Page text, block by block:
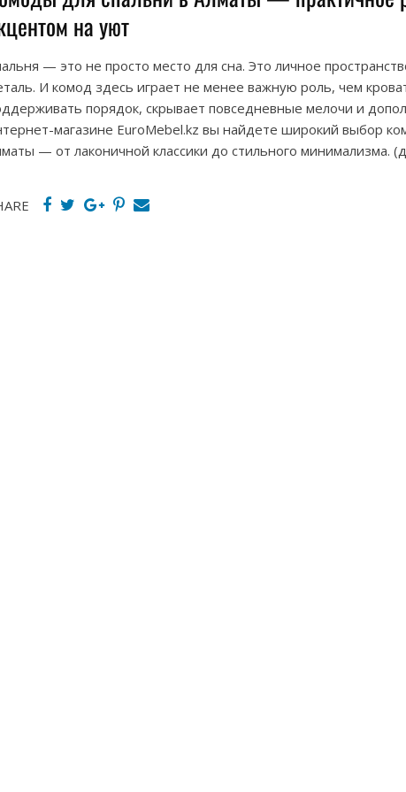
на уют
— это не просто место для сна. Это личное
И комод здесь играет не менее важную роль, чем
порядок, скрывает повседневные мелочи и
магазине EuroMebel.kz вы найдете широкий выбор
— от лаконичной классики до стильного минимализма.